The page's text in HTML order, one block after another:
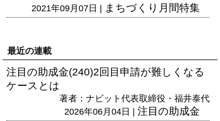
2021年09月07日 | まちづくり月間特集
最近の連載
注目の助成金(240)2回目申請が難しくなる
ケースとは
著者：ナビット代表取締役・福井泰代
2026年06月04日 | 注目の助成金